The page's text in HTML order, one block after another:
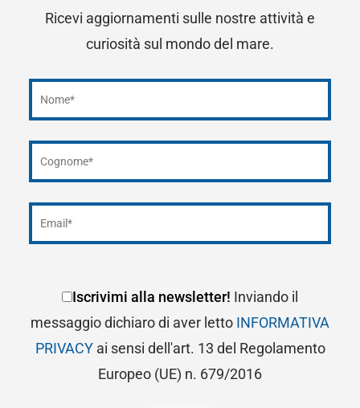
Ricevi aggiornamenti sulle nostre attività e
curiosità sul mondo del mare.
Iscrivimi alla newsletter! Inviando il
messaggio dichiaro di aver letto INFORMATIVA
PRIVACYai sensi dell'art. 13 del Regolamento
Europeo (UE) n. 679/2016